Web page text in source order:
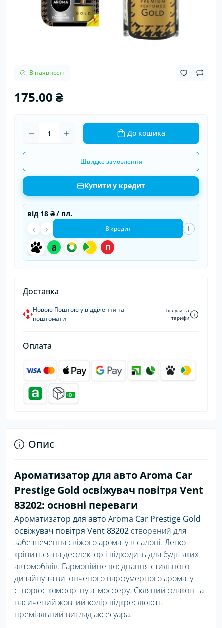
В наявності
175.00 ₴
До кошика
Швидке замовлення
Купити у кредит
від 18 ₴ / пл.
‹
a
П
› В кредит i
Доставка
Новою Поштою у відділення та
поштомати
Послуги та
тарифи
Оплата
Опис
Ароматизатор для авто Aroma Car
Prestige Gold освіжувач повітря Vent
83202: основні переваги
Ароматизатор для авто Aroma Car Prestige Gold
освіжувач повітря Vent 83202 створений для
забезпечення свіжого аромату в салоні. Легко
кріпиться на дефлектор і підходить для будь-яких
автомобілів. Гармонійне поєднання стильного
дизайну та витонченого парфумерного аромату
створює комфортну атмосферу. Скляний флакон та
насичений жовтий колір підкреслюють
преміальний вигляд аксесуара.